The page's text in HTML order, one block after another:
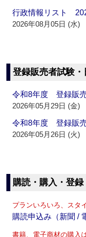
行政情報リスト
2026年08月05日 (水)
登録販売者試験・
令和8年度 登録販
2026年05月29日 (金)
令和8年度 登録販
2026年05月26日 (火)
購読・購入・登録
プランいろいろ、スタ
購読申込み（新聞 /
書籍、電子商材の購入